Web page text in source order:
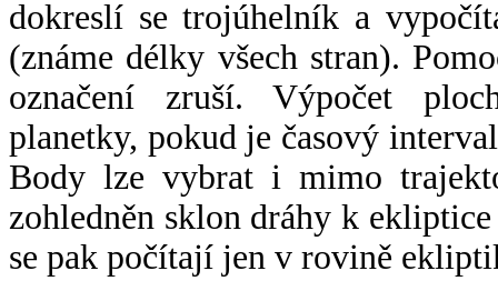
dokreslí se trojúhelník a
(známe délky všech stran).
označení zruší. Výpočet
planetky, pokud je časový
Body lze vybrat i mimo
zohledněn sklon dráhy k
se pak počítají jen v rovině